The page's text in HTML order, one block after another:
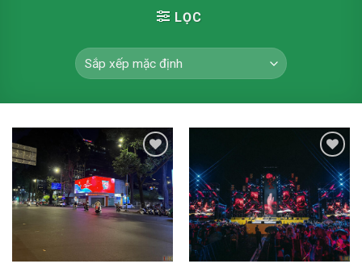
LỌC
Add to
wishlist
Add to
wishlist